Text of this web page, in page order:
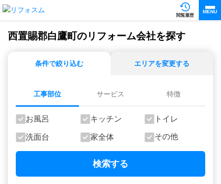
閲覧履歴
MENU
西置賜郡白鷹町のリフォーム会社を探す
条件で絞り込む エリアを変更する
工事部位 サービス 特徴
お風呂 キッチン トイレ
洗面台 家全体 その他
検索する